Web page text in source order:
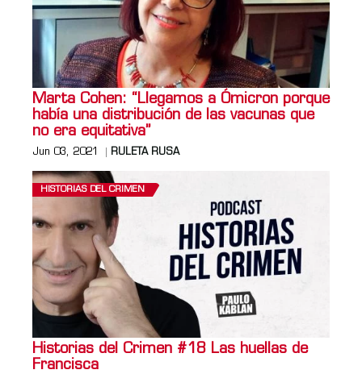
Marta Cohen: “Llegamos a Ómicron porque
había una distribución de las vacunas que
no era equitativa”
Jun 03, 2021 RULETA RUSA
HISTORIAS DEL CRIMEN
Historias del Crimen #18 Las huellas de
Francisca